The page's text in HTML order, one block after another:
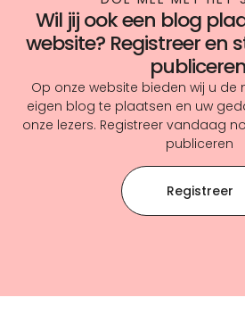
Wil jij ook een blog
website? Registreer en
Op onze website bieden wij u de
eigen blog te plaatsen en uw
onze lezers. Registreer vandaag
publiceren
Registreer